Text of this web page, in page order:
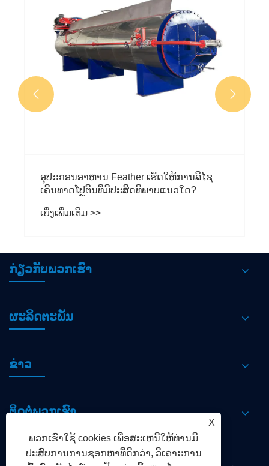
ອຸປະກອນອາຫານ Feather ເຮັດໃຫ້ການລີໄຊ
ເຄີນທາດໂປຼຕີນທີ່ມີປະສິດທິພາບແນວໃດ?
ເບິ່ງເພີ່ມເຕີມ >>
 
ກ່ຽວກັບພວກເຮົາ
ຜະລິດຕະພັນ
ຂ່າວ
ຕິດ​ຕໍ່​ພວກ​ເຮົາ
X
ພວກເຮົາໃຊ້ cookies ເພື່ອສະເຫນີໃຫ້ທ່ານມີ
ປະສົບການການຊອກຫາທີ່ດີກວ່າ, ວິເຄາະການ